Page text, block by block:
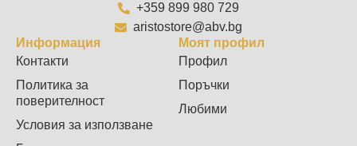
+359 899 980 729
aristostore@abv.bg
Информация
Контакти
Политика за
поверителност
Условия за използване
Моят профил
Профил
Поръчки
Любими